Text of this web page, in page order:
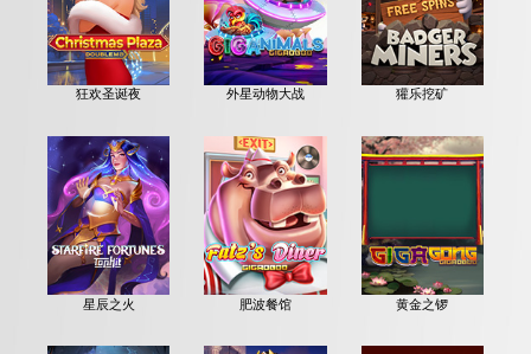
狂欢圣诞夜 外星动物大战 獾乐挖矿
星辰之火 肥波餐馆 黄金之锣